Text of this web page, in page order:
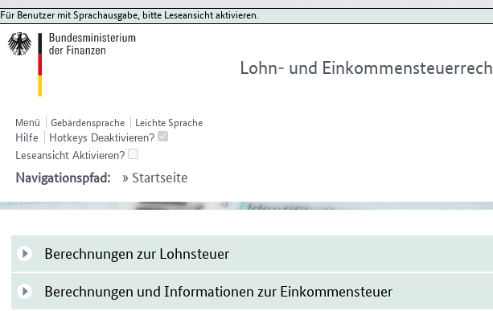
Für Benutzer mit Sprachausgabe, bitte Leseansicht aktivieren.
Lohn- und
Gebärdensprache Leichte Sprache
Hilfe
Hotkeys
Leseansicht
Navigationspfad: » Startseite
Berechnungen zur Lohnsteuer
Berechnungen und Informationen zur Einkommensteuer